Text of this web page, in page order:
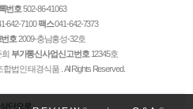
번호502-86-41063
642-7100팩스041-642-7373
호2009-충남홍성-32호
부가통신사업신고번호12345호
법인 태경식품 . All Rights Reserved.
상단으로